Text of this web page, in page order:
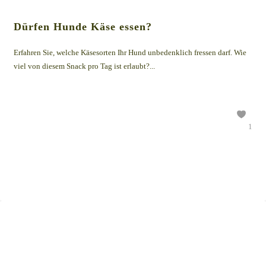
Dürfen Hunde Käse essen?
Erfahren Sie, welche Käsesorten Ihr Hund unbedenklich fressen darf. Wie
viel von diesem Snack pro Tag ist erlaubt?...
1